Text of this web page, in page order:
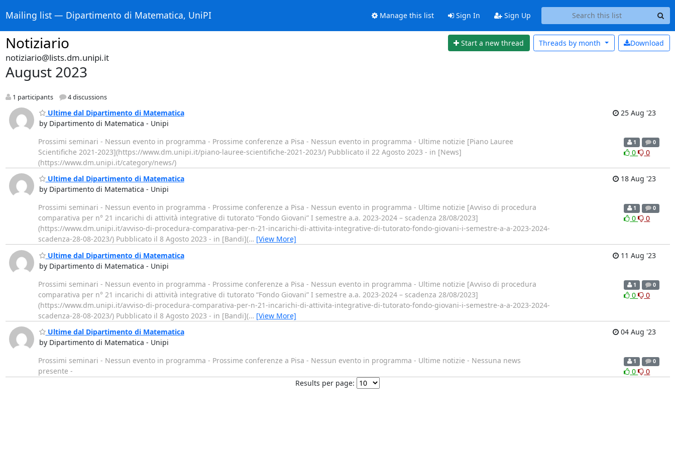
Mailing list — Dipartimento di Matematica, UniPI Manage this list Sign In Sign Up
Notiziario Start a new thread Download
Threads by month
notiziario@lists.dm.unipi.it
August 2023
1 participants 4 discussions
Ultime dal Dipartimento di Matematica
by Dipartimento di Matematica - Unipi
25 Aug '23
Prossimi seminari - Nessun evento in programma - Prossime conferenze a Pisa - Nessun evento in programma - Ultime notizie [Piano Lauree
Scientifiche 2021-2023](https://www.dm.unipi.it/piano-lauree-scientifiche-2021-2023/) Pubblicato il 22 Agosto 2023 - in [News]
(https://www.dm.unipi.it/category/news/)
1 0
0 0
Ultime dal Dipartimento di Matematica
by Dipartimento di Matematica - Unipi
18 Aug '23
Prossimi seminari - Nessun evento in programma - Prossime conferenze a Pisa - Nessun evento in programma - Ultime notizie [Avviso di procedura
comparativa per n° 21 incarichi di attività integrative di tutorato “Fondo Giovani” I semestre a.a. 2023-2024 – scadenza 28/08/2023]
(https://www.dm.unipi.it/avviso-di-procedura-comparativa-per-n-21-incarichi-di-attivita-integrative-di-tutorato-fondo-giovani-i-semestre-a-a-2023-2024-
scadenza-28-08-2023/) Pubblicato il 8 Agosto 2023 - in [Bandi](… [View More]
1 0
0 0
Ultime dal Dipartimento di Matematica
by Dipartimento di Matematica - Unipi
11 Aug '23
Prossimi seminari - Nessun evento in programma - Prossime conferenze a Pisa - Nessun evento in programma - Ultime notizie [Avviso di procedura
comparativa per n° 21 incarichi di attività integrative di tutorato “Fondo Giovani” I semestre a.a. 2023-2024 – scadenza 28/08/2023]
(https://www.dm.unipi.it/avviso-di-procedura-comparativa-per-n-21-incarichi-di-attivita-integrative-di-tutorato-fondo-giovani-i-semestre-a-a-2023-2024-
scadenza-28-08-2023/) Pubblicato il 8 Agosto 2023 - in [Bandi](… [View More]
1 0
0 0
Ultime dal Dipartimento di Matematica
by Dipartimento di Matematica - Unipi
04 Aug '23
Prossimi seminari - Nessun evento in programma - Prossime conferenze a Pisa - Nessun evento in programma - Ultime notizie - Nessuna news
presente -
1 0
0
0
Results per page: